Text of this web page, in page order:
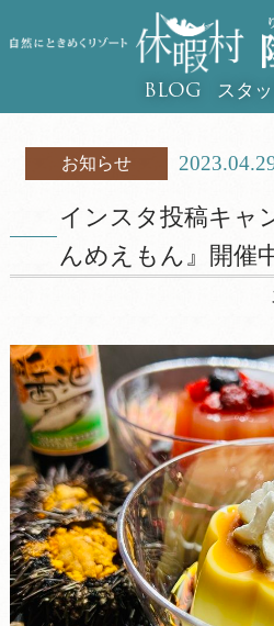
BLOG スタ
お知らせ
インスタ投稿キャ
んめえもん』開催